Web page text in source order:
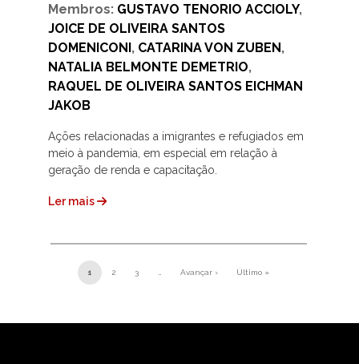
Membros: GUSTAVO TENORIO ACCIOLY,
JOICE DE OLIVEIRA SANTOS
DOMENICONI, CATARINA VON ZUBEN,
NATALIA BELMONTE DEMETRIO,
RAQUEL DE OLIVEIRA SANTOS EICHMAN
JAKOB
Ações relacionadas a imigrantes e refugiados em
meio à pandemia, em especial em relação à
geração de renda e capacitação.
Ler mais
Paginação
1 2 3 Avançar ›
Próxima página
Último »
Última página